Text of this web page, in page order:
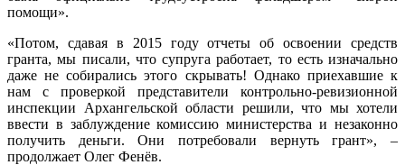
помощи».
«Потом, сдавая в 2015 году отчеты об освоении средств
гранта, мы писали, что супруга работает, то есть изначально
даже не собирались этого скрывать! Однако приехавшие к
нам с проверкой представители контрольно-ревизионной
инспекции Архангельской области решили, что мы хотели
ввести в заблуждение комиссию министерства и незаконно
получить деньги. Они потребовали вернуть грант», –
продолжает Олег Фенёв.